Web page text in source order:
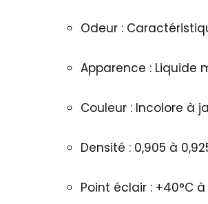
Odeur :
Apparence : Liquide
Couleur : Incolore à
Densité : 0,905 à
Point éclair : +40°C à